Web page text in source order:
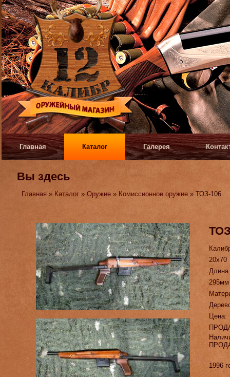
Главная Каталог Галерея
Вы здесь
Главная » Каталог »Оружие » Комиссионное оружие » ТОЗ-106
20х70
295мм
Цена:
1996